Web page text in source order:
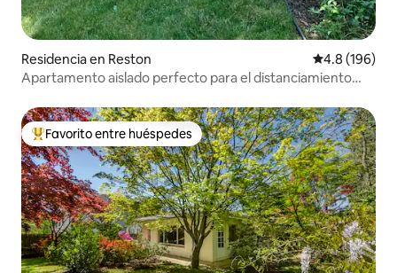
Residencia en Reston Calificación
4.8 (196)
Apartamento aislado perfecto para el distanciamiento
De los mejores en Favorito entre huéspedes
Favorito entre huéspedes